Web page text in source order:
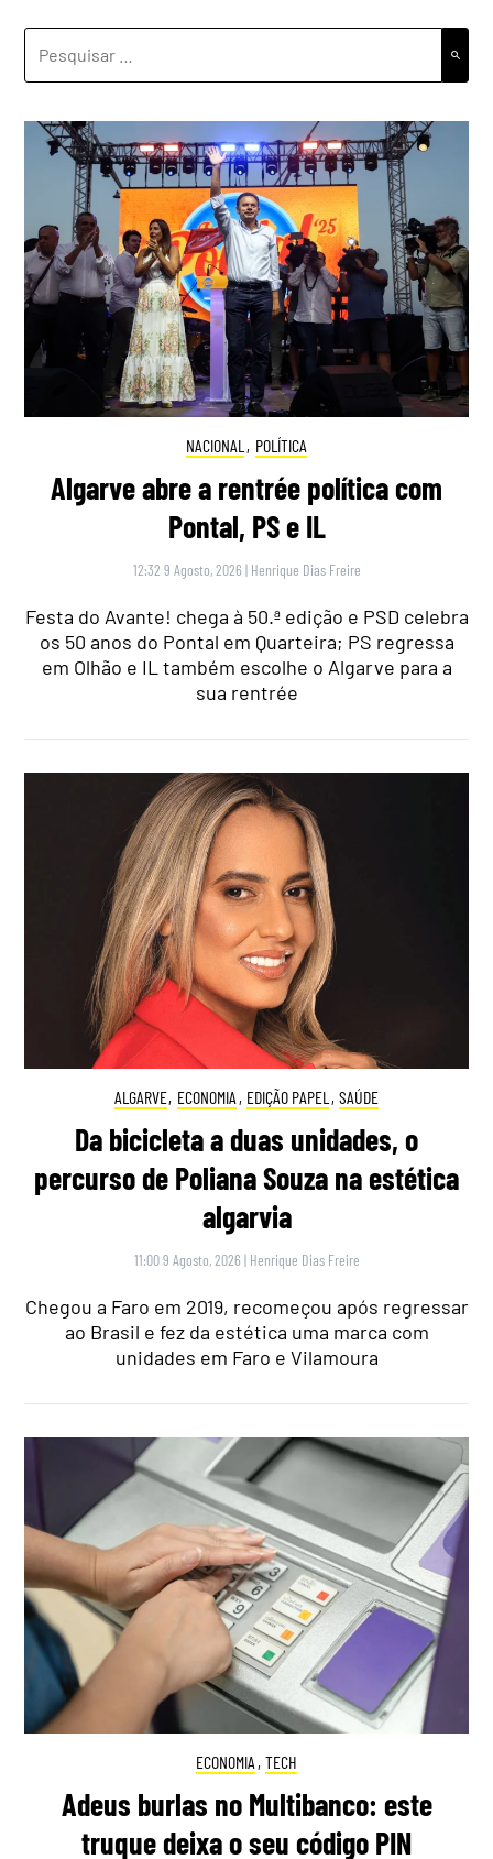
POR:
NACIONAL , POLÍTICA
Algarve abre a rentrée política com
Pontal, PS e IL
12:32 9 Agosto, 2026 | Henrique Dias Freire
Festa do Avante! chega à 50.ª edição e PSD celebra
os 50 anos do Pontal em Quarteira; PS regressa
em Olhão e IL também escolhe o Algarve para a
sua rentrée
ALGARVE, ECONOMIA , EDIÇÃO PAPEL , SAÚDE
Da bicicleta a duas unidades, o
percurso de Poliana Souza na estética
algarvia
11:00 9 Agosto, 2026 | Henrique Dias Freire
Chegou a Faro em 2019, recomeçou após regressar
ao Brasil e fez da estética uma marca com
unidades em Faro e Vilamoura
ECONOMIA , TECH
Adeus burlas no Multibanco: este
truque deixa o seu código PIN